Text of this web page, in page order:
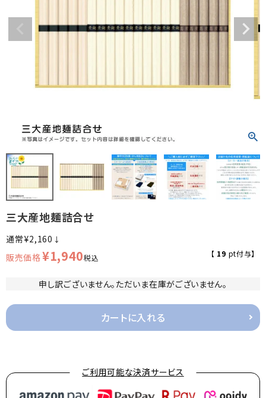
三大産地麺詰合せ
¥2,160 ↓
¥1,940税込 【 19 pt付与】
申し訳ございません。ただいま在庫がございません。
カートに入れる
ご利用可能な決済サービス